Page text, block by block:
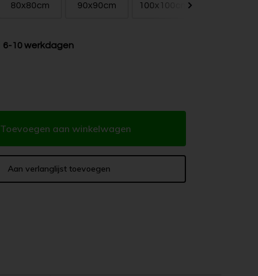
80x80cm 90x90cm 100x100cm
6-10 werkdagen
Toevoegen aan winkelwagen
Aan verlanglijst toevoegen